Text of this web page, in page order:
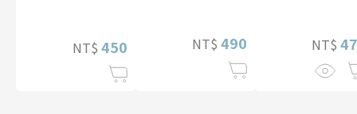
NT$ 450 NT$ 490
NT$